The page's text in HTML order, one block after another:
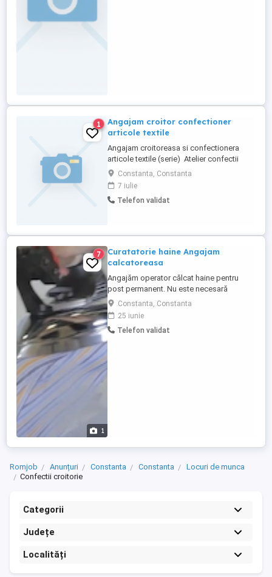
1
Angajam croitor confectioner
articole textile
Angajam croitoreasa si confectionera
articole textile (serie) Atelier confectii
textile angajeaza croitoreasa si
confectionera cu experienta in masina de
cusut industriala liniara, program part time
sau full time. Se lucreaza in serie, pe
Constanta, Constanta
7 iulie
Telefon validat
1
7
Curatatorie haine Angajam
calcatoreasa
Angajăm operator călcat haine pentru
post permanent. Nu este necesară
experiența anterioară oferim instruire la
locul de muncă. Căutăm o persoană:
serioasă și punctuală care lucrează îngrijit
și cu atenție la detalii
Constanta, Constanta
25 iunie
Telefon validat
Romjob Anunțuri Constanta Constanta
Locuri de munca
Confectii croitorie
Categorii
Județe
Localități